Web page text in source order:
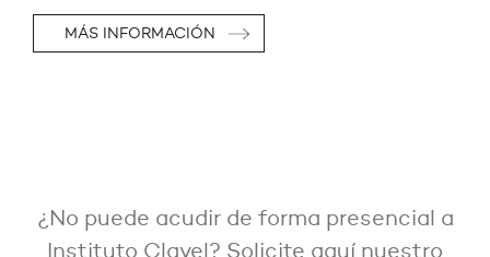
MÁS INFORMACIÓN
¿No puede acudir de forma presencial a
Instituto Clavel? Solicite aquí nuestro